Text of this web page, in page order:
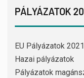
PÁLYÁZATOK
EU Pályázatok
Hazai pályázatok
Pályázatok